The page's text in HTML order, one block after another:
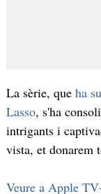
La sèrie, que ha
Lasso, s'ha
intrigants i
vista, et donarem
Veure a Apple